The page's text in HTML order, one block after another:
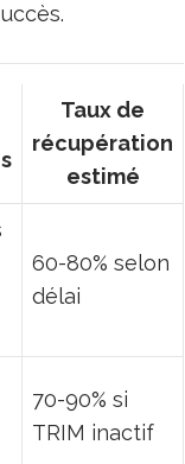
Taux de
récupération
estimé
60-80% selon
délai
70-90% si
TRIM inactif